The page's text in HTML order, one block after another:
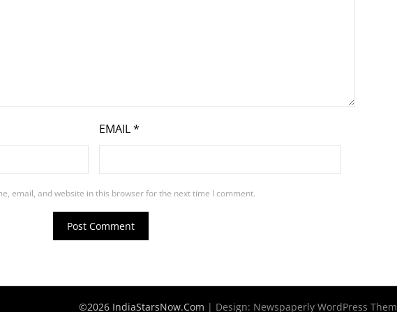
EMAIL*
email, and website in this browser for the next time I comment.
©2026 IndiaStarsNow.Com | Design: Newspaperly WordPress